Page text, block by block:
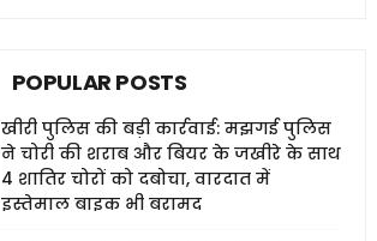
POPULAR POSTS
खीरी पुलिस की बड़ी कार्रवाई: मझगई पुलिस
ने चोरी की शराब और बियर के जखीरे के साथ
4 शातिर चोरों को दबोचा, वारदात में
इस्तेमाल बाइक भी बरामद